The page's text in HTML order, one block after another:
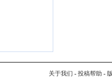
关于我们 - 投稿帮助 -